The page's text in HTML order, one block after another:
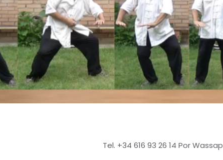
Tel. +34 616 93 26 14 Por Wassap